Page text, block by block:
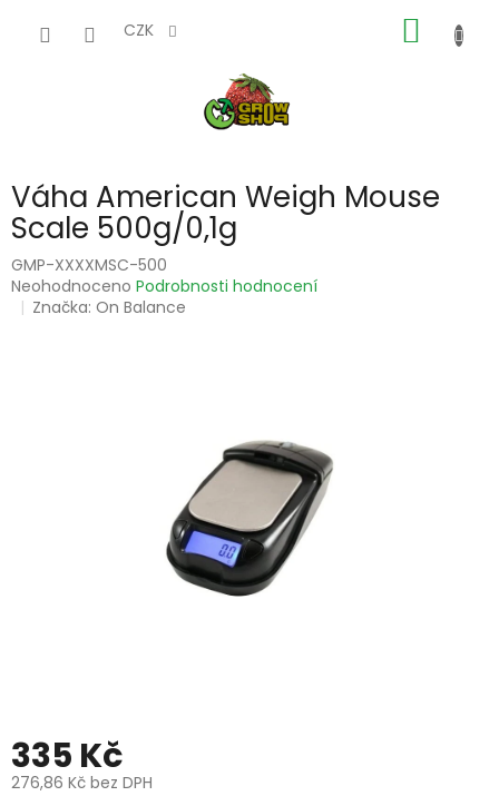
CZK
KOŠÍK
Váha American Weigh Mouse
Scale 500g/0,1g
GMP-XXXXMSC-500
Průměrné
hodnocení
Neohodnoceno Podrobnosti hodnocení
Značka:On Balance
335 Kč
276,86 Kč bez DPH